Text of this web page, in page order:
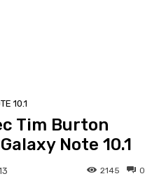
10.1
Tim Burton
Note 10.1
0
2145